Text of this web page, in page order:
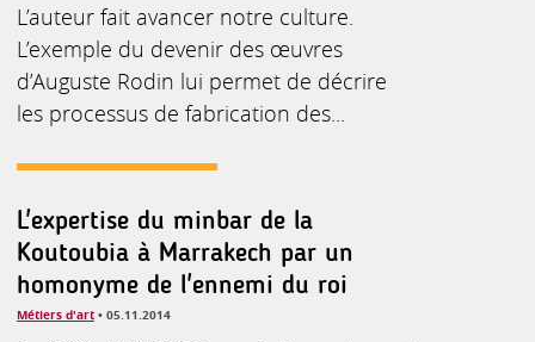
L’auteur fait avancer notre culture.
L’exemple du devenir des œuvres
d’Auguste Rodin lui permet de décrire
les processus de fabrication des...
L'expertise du minbar de la
Koutoubia à Marrakech par un
homonyme de l'ennemi du roi
Métiers d'art • 05.11.2014